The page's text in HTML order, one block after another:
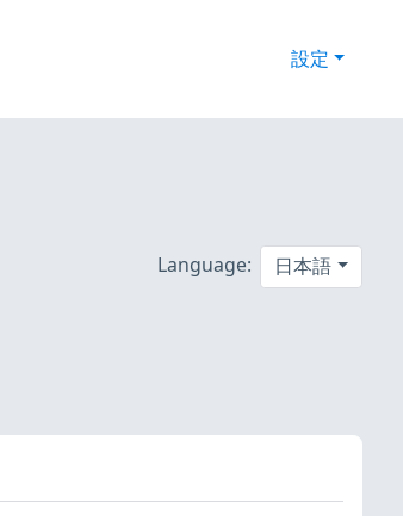
設定
Language: 日本語